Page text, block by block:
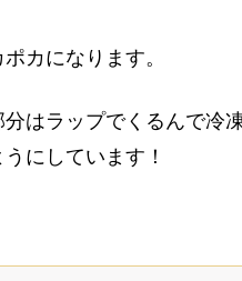
カになります。
はラップでくるんで冷
にしています！